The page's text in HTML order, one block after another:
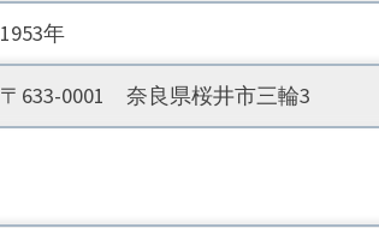
1953年
〒633-0001 奈良県桜井市三輪3